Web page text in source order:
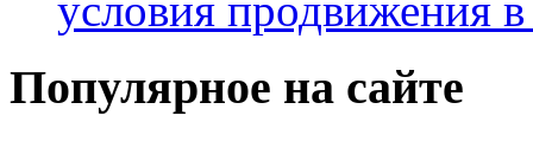
условия продвижения
Популярное на сайте